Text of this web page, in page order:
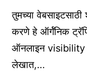
ड
!
ला
श
स्वी
तुमच्या
करणे हे ऑर्गॅनिक
ऑनलाइन visibility
लेखात,…